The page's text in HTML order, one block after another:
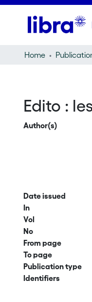
Home
Edito :
Author(s)
Date issued
In
Vol
No
From page
To page
Publication type
Identifiers